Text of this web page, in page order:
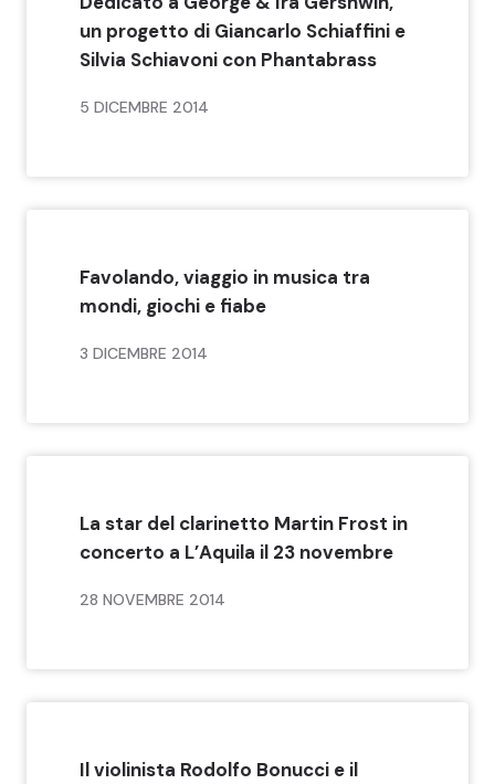
un progetto di Giancarlo Schiaffini e
Silvia Schiavoni con Phantabrass
5 DICEMBRE 2014
Favolando, viaggio in musica tra
mondi, giochi e fiabe
3 DICEMBRE 2014
La star del clarinetto Martin Frost in
concerto a L’Aquila il 23 novembre
28 NOVEMBRE 2014
Il violinista Rodolfo Bonucci e il